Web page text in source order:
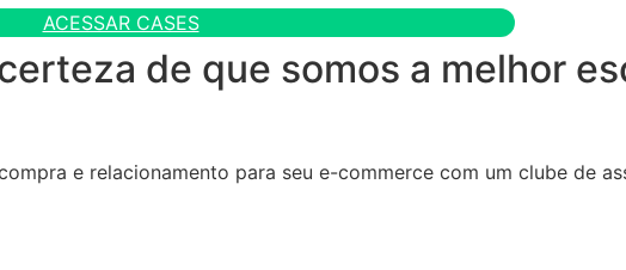
ACESSAR CASES
de que somos a melhor
e relacionamento para seu e-commerce com um clube de